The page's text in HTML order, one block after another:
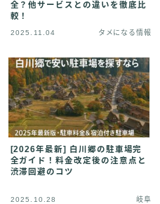
全？他サービスとの違いを徹底比
較！
2025.11.04 タメになる情報
[2026年最新] 白川郷の駐車場完
全ガイド！料金改定後の注意点と
渋滞回避のコツ
2025.10.28 岐阜